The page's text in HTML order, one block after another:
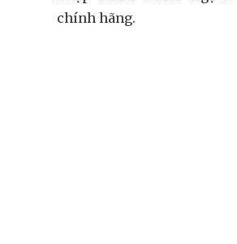
chính hãng.